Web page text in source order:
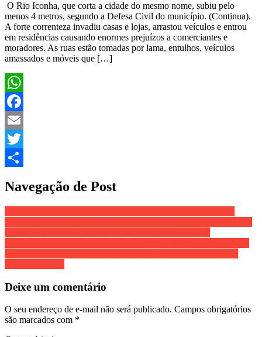
O Rio Iconha, que corta a cidade do mesmo nome, subiu pelo
menos 4 metros, segundo a Defesa Civil do município. (Continua).
A forte correnteza invadiu casas e lojas, arrastou veículos e entrou
em residências causando enormes prejuízos a comerciantes e
moradores. As ruas estão tomadas por lama, entulhos, veículos
amassados e móveis que […]
WhatsApp
Facebook
Email
Twitter
Navegação de Post
Deixe um comentário
O seu endereço de e-mail não será publicado. Campos obrigatórios
são marcados com *